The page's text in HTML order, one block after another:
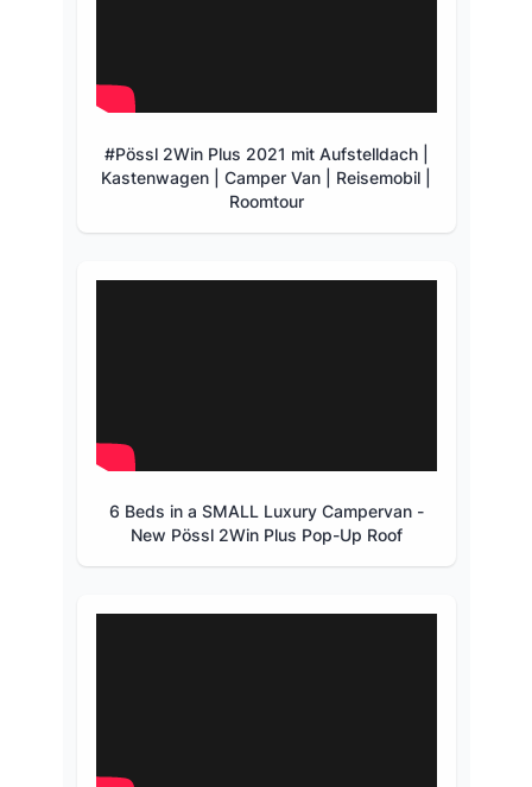
#Pössl 2Win Plus 2021 mit Aufstelldach |
Kastenwagen | Camper Van | Reisemobil |
Roomtour
6 Beds in a SMALL Luxury Campervan -
New Pössl 2Win Plus Pop-Up Roof